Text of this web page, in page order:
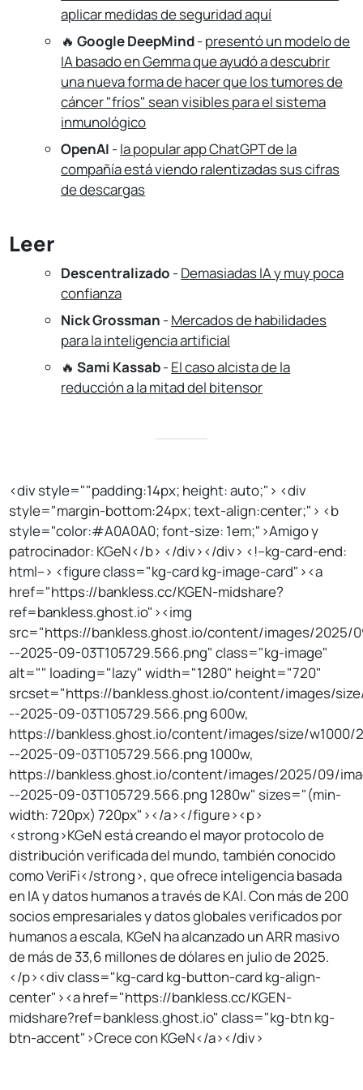
aplicar medidas de seguridad aquí
🔥 Google DeepMind-presentó un modelo de
IA basado en Gemma que ayudó a descubrir
una nueva forma de hacer que los tumores de
cáncer "fríos" sean visibles para el sistema
inmunológico
OpenAI -la popular app ChatGPT de la
compañía está viendo ralentizadas sus cifras
de descargas
Leer
Descentralizado -Demasiadas IA y muy poca
confianza
Nick Grossman -Mercados de habilidades
para la inteligencia artificial
🔥 Sami Kassab-El caso alcista de la
reducción a la mitad del bitensor
<div style=""padding:14px; height: auto;"> <div
style="margin-bottom:24px; text-align:center;"> <b
style="color:#A0A0A0; font-size: 1em;">Amigo y
patrocinador: KGeN</b> </div></div> <!--kg-card-end:
html--> <figure class="kg-card kg-image-card"><a
href="https://bankless.cc/KGEN-midshare?
ref=bankless.ghost.io"><img
src="https://bankless.ghost.io/content/images/2025/
--2025-09-03T105729.566.png" class="kg-image"
alt="" loading="lazy" width="1280" height="720"
srcset="https://bankless.ghost.io/content/images/
--2025-09-03T105729.566.png 600w,
https://bankless.ghost.io/content/images/size/w1000/
--2025-09-03T105729.566.png 1000w,
https://bankless.ghost.io/content/images/2025/09/
--2025-09-03T105729.566.png 1280w" sizes="(min-
width: 720px) 720px"></a></figure><p>
<strong>KGeN está creando el mayor protocolo de
distribución verificada del mundo, también conocido
como VeriFi</strong>, que ofrece inteligencia basada
en IA y datos humanos a través de KAI. Con más de 200
socios empresariales y datos globales verificados por
humanos a escala, KGeN ha alcanzado un ARR masivo
de más de 33,6 millones de dólares en julio de 2025.
</p><div class="kg-card kg-button-card kg-align-
center"><a href="https://bankless.cc/KGEN-
midshare?ref=bankless.ghost.io" class="kg-btn kg-
btn-accent">Crece con KGeN</a></div>